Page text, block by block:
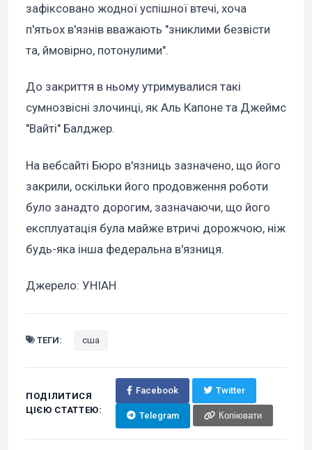
зафіксовано жодної успішної втечі, хоча
п'ятьох в'язнів вважають "зниклими безвісти
та, ймовірно, потонулими".
До закриття в ньому утримувалися такі
сумнозвісні злочинці, як Аль Капоне та Джеймс
"Вайті" Балджер.
На вебсайті Бюро в'язниць зазначено, що його
закрили, оскільки його продовження роботи
було занадто дорогим, зазначаючи, що його
експлуатація була майже втричі дорожчою, ніж
будь-яка інша федеральна в'язниця.
Джерело: УНІАН
ТЕГИ: сша
ПОДІЛИТИСЯ
ЦІЄЮ СТАТТЕЮ:
Facebook Twitter
Telegram Копіювати